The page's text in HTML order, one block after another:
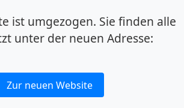
ist umgezogen. Sie finden alle
unter der neuen Adresse:
Zur neuen Website